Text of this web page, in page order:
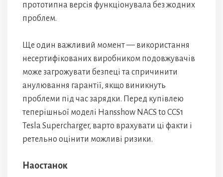
прототипна версія функціонувала без жодних
проблем.
Ще один важливий момент — використання
несертифікованих виробником подовжувачів
може загрожувати безпеці та спричинити
анулювання гарантії, якщо виникнуть
проблеми під час зарядки. Перед купівлею
теперішньої моделі Hansshow NACS to CCS1
Tesla Supercharger, варто врахувати ці факти і
ретельно оцінити можливі ризики.
Наостанок